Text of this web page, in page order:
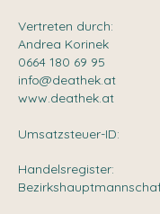
Vertreten durch:
Andrea Korinek
0664 180 69 95
info@deathek.at
www.deathek.at
Umsatzsteuer-ID:
Handelsregister: